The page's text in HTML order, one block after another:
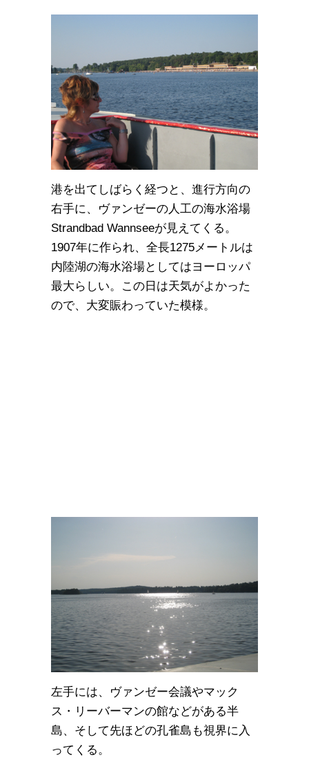
港を出てしばらく経つと、進行方向の
右手に、ヴァンゼーの人工の海水浴場
Strandbad Wannseeが見えてくる。
1907年に作られ、全長1275メートルは
内陸湖の海水浴場としてはヨーロッパ
最大らしい。この日は天気がよかった
ので、大変賑わっていた模様。
左手には、ヴァンゼー会議やマック
ス・リーバーマンの館などがある半
島、そして先ほどの孔雀島も視界に入
ってくる。